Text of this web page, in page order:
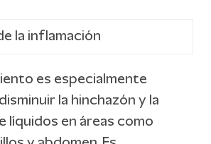
la inflamación
es especialmente
la hinchazón y la
líquidos en áreas como